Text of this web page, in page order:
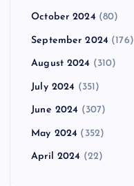
October 2024 (80)
September 2024 (176)
August 2024 (310)
July 2024 (351)
June 2024 (307)
May 2024 (352)
April 2024 (22)